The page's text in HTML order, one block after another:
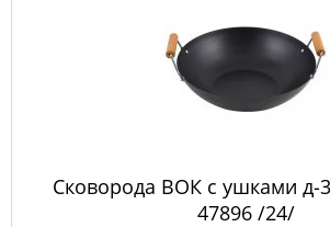
Сковорода ВОК с ушками д-
47896 /24/